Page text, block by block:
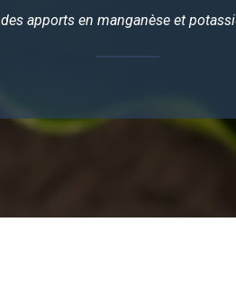
des apports en manganèse et